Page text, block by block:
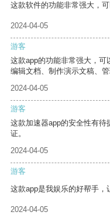
这款软件的功能非常强大，
2024-04-05
游客
这款app的功能非常强大，
编辑文档、制作演示文稿、管
2024-04-05
游客
这款加速器app的安全性有
证。
2024-04-05
游客
这款app是我娱乐的好帮手，
2024-04-05